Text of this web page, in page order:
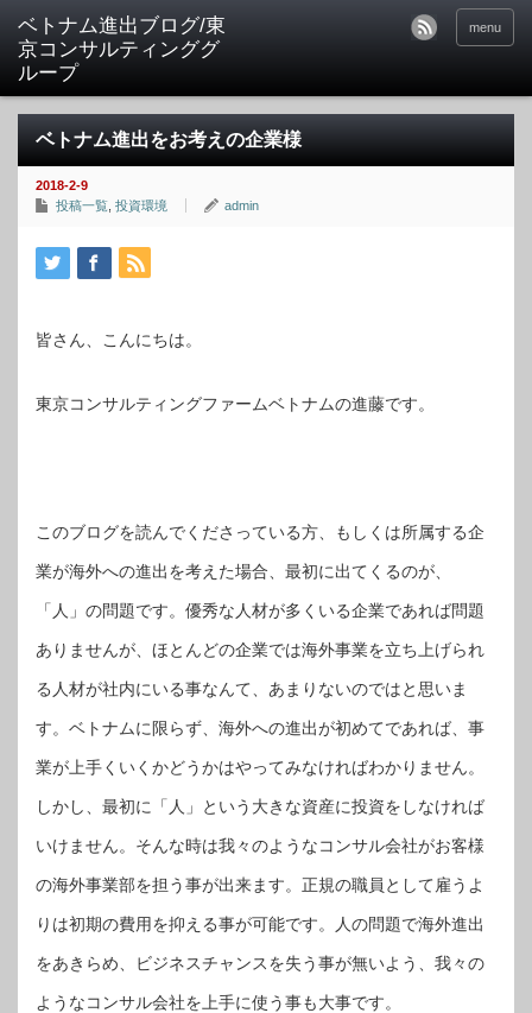
ベトナム進出ブログ/東
京コンサルティンググ
ループ
menu
ベトナム進出をお考えの企業様
2018-2-9
投稿一覧 投資環境 admin
皆さん、こんにちは。
東京コンサルティングファームベトナムの進藤です。
このブログを読んでくださっている方、もしくは所属する企
業が海外への進出を考えた場合、最初に出てくるのが、
「人」の問題です。優秀な人材が多くいる企業であれば問題
ありませんが、ほとんどの企業では海外事業を立ち上げられ
る人材が社内にいる事なんて、あまりないのではと思いま
す。ベトナムに限らず、海外への進出が初めてであれば、事
業が上手くいくかどうかはやってみなければわかりません。
しかし、最初に「人」という大きな資産に投資をしなければ
いけません。そんな時は我々のようなコンサル会社がお客様
の海外事業部を担う事が出来ます。正規の職員として雇うよ
りは初期の費用を抑える事が可能です。人の問題で海外進出
をあきらめ、ビジネスチャンスを失う事が無いよう、我々の
ようなコンサル会社を上手に使う事も大事です。